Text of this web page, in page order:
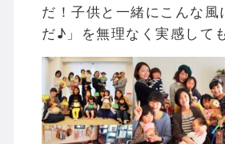
だ！子供と一緒にこんな風
だ♪」を無理なく実感して